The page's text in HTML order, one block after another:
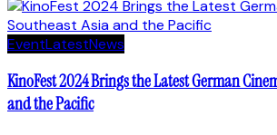
EventLatestNews
KinoFest 2024 Brings the Latest German
and the Pacific